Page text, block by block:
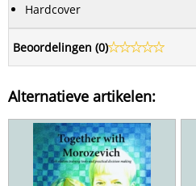
Hardcover
Beoordelingen (0)
Alternatieve artikelen: